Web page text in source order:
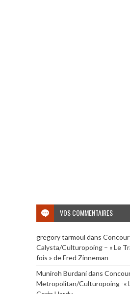
VOS COMMENTAIRES
gregory tarmoul dans
Calysta/Culturopoing – « Le
fois » de Fred Zinneman
Muniroh Burdanidans
Metropolitan/Culturopoing -«